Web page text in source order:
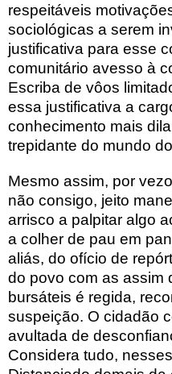
respeitáveis
sociológicas a serem
justificativa para esse
comunitário avesso à
Escriba de vôos
essa justificativa a
conhecimento mais
trepidante do mundo
Mesmo assim, por
não consigo, jeito
arrisco a palpitar algo
a colher de pau em
aliás, do ofício de
do povo com as assim
bursáteis é regida,
suspeição. O cidadão
avultada de
Considera tudo,